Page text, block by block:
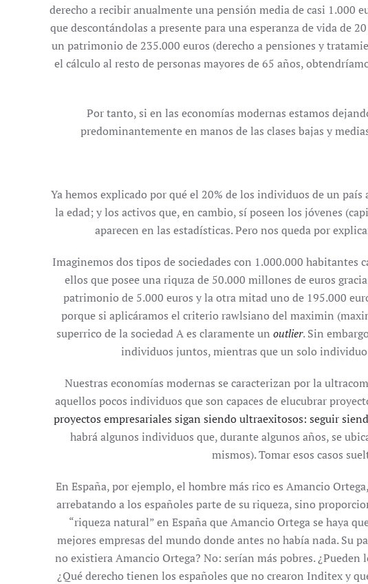
derecho a recibir anualmente una pensión media de casi 1.000
que descontándolas a presente para una esperanza de vida de
un patrimonio de 235.000 euros (derecho a pensiones y
el cálculo al resto de personas mayores de 65 años,
Por tanto, si en las economías modernas estamos
predominantemente en manos de las clases bajas y
Ya hemos explicado por qué el 20% de los individuos de un
la edad; y los activos que, en cambio, sí poseen los jóvenes
aparecen en las estadísticas. Pero nos queda por
Imaginemos dos tipos de sociedades con 1.000.000 habitantes
ellos que posee una riquza de 50.000 millones de euros
patrimonio de 5.000 euros y la otra mitad uno de 195.000
porque si aplicáramos el criterio rawlsiano del maximin
superrico de la sociedad A es claramente un outlier. Sin
individuos juntos, mientras que un solo individuo
Nuestras economías modernas se caracterizan por la
aquellos pocos individuos que son capaces de elucubrar
proyectos empresariales sigan siendo ultraexitosos: seguir
habrá algunos individuos que, durante algunos años, se
mismos). Tomar esos casos
En España, por ejemplo, el hombre más rico es Amancio
arrebatando a los españoles parte de su riqueza, sino
“riqueza natural” en España que Amancio Ortega se haya
mejores empresas del mundo donde antes no había nada. Su
no existiera Amancio Ortega? No: serían más pobres.
¿Qué derecho tienen los españoles que no crearon Inditex y